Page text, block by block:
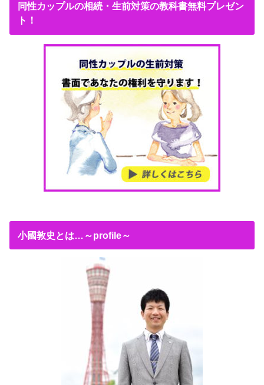
同性カップルの相続・生前対策の教科書無料プレゼン
ト！
小國敦史とは…～profile～